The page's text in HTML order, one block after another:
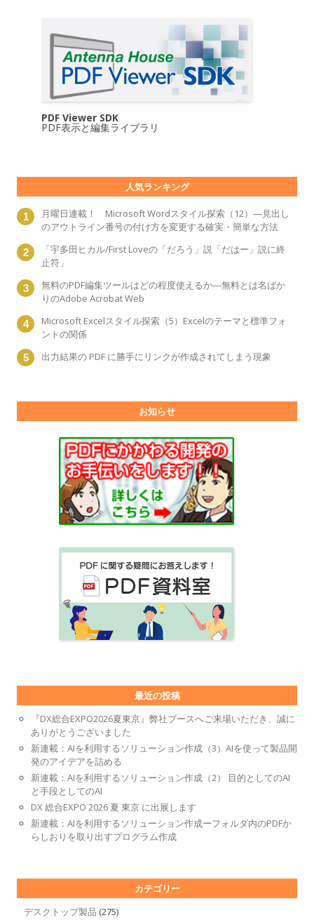
PDF Viewer SDK
PDF表示と編集ライブラリ
人気ランキング
月曜日連載！ Microsoft Wordスタイル探索（12）―見出し
のアウトライン番号の付け方を変更する確実・簡単な方法
「宇多田ヒカル/First Loveの「だろう」説「だはー」説に終
止符」
無料のPDF編集ツールはどの程度使えるか―無料とは名ばか
りのAdobe Acrobat Web
Microsoft Excelスタイル探索（5）Excelのテーマと標準フォ
ントの関係
出力結果の PDF に勝手にリンクが作成されてしまう現象
お知らせ
最近の投稿
『DX総合EXPO2026夏東京』弊社ブースへご来場いただき、誠に
ありがとうございました
新連載：AIを利用するソリューション作成（3）AIを使って製品開
発のアイデアを詰める
新連載：AIを利用するソリューション作成（2） 目的としてのAI
と手段としてのAI
DX 総合EXPO 2026 夏 東京 に出展します
新連載：AIを利用するソリューション作成ーフォルダ内のPDFか
らしおりを取り出すプログラム作成
カテゴリー
デスクトップ製品 (275)